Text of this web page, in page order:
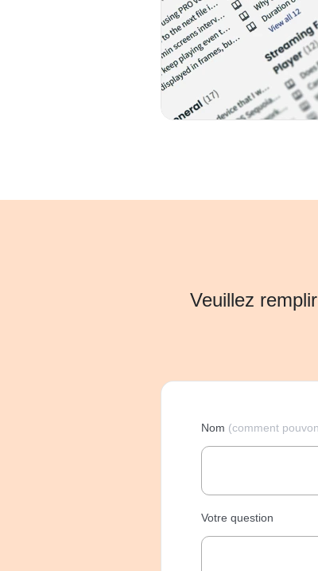
Veuillez
Nom (comment
Votre question